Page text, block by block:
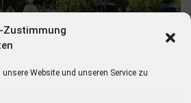
Zustimmung
Website und unseren Service zu